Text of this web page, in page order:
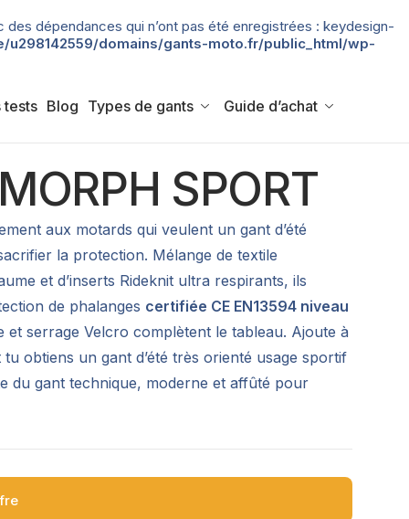
dépendances qui n’ont pas été enregistrées : keydesign-
u298142559/domains/gants-moto.fr/public_html/wp-
tests Blog Types de gants Guide d’achat
SPORT
aux motards qui veulent un gant d’été
la protection. Mélange de textile
et d’inserts Rideknit ultra respirants, ils
de phalanges certifiée CE EN13594 niveau
serrage Velcro complètent le tableau. Ajoute à
obtiens un gant d’été très orienté usage sportif
du gant technique, moderne et affûté pour